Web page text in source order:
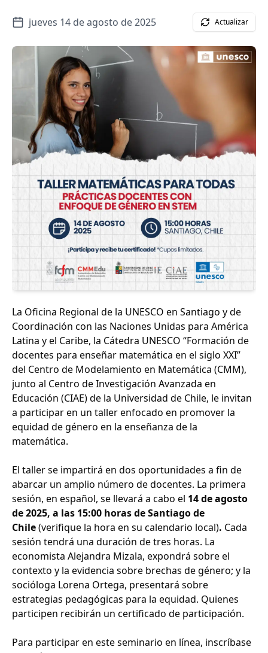
jueves 14 de agosto de 2025 Actualizar
La Oficina Regional de la UNESCO en Santiago y de
Coordinación con las Naciones Unidas para América
Latina y el Caribe, la Cátedra UNESCO “Formación de
docentes para enseñar matemática en el siglo XXI”
del Centro de Modelamiento en Matemática (CMM),
junto al Centro de Investigación Avanzada en
Educación (CIAE) de la Universidad de Chile, le invitan
a participar en un taller enfocado en promover la
equidad de género en la enseñanza de la
matemática.
El taller se impartirá en dos oportunidades a fin de
abarcar un amplio número de docentes. La primera
sesión, en español, se llevará a cabo el 14 de agosto
de 2025, a las 15:00 horas de Santiago de
Chile(verifique la hora en su calendario local). Cada
sesión tendrá una duración de tres horas. La
economista Alejandra Mizala, expondrá sobre el
contexto y la evidencia sobre brechas de género; y la
socióloga Lorena Ortega, presentará sobre
estrategias pedagógicas para la equidad. Quienes
participen recibirán un certificado de participación.
Para participar en este seminario en línea, inscríbase